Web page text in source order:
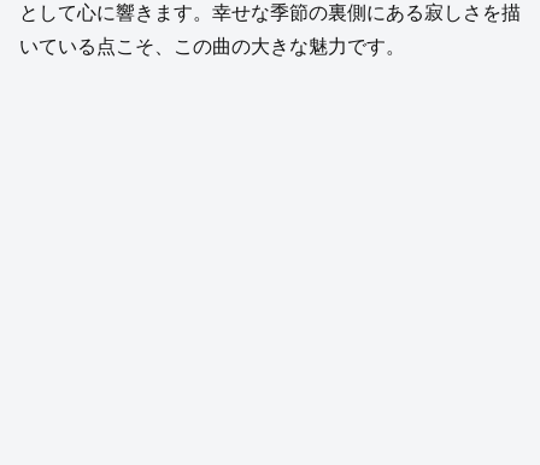
として心に響きます。幸せな季節の裏側にある寂しさを描
いている点こそ、この曲の大きな魅力です。